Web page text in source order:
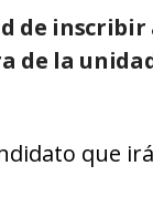
de
de la
que